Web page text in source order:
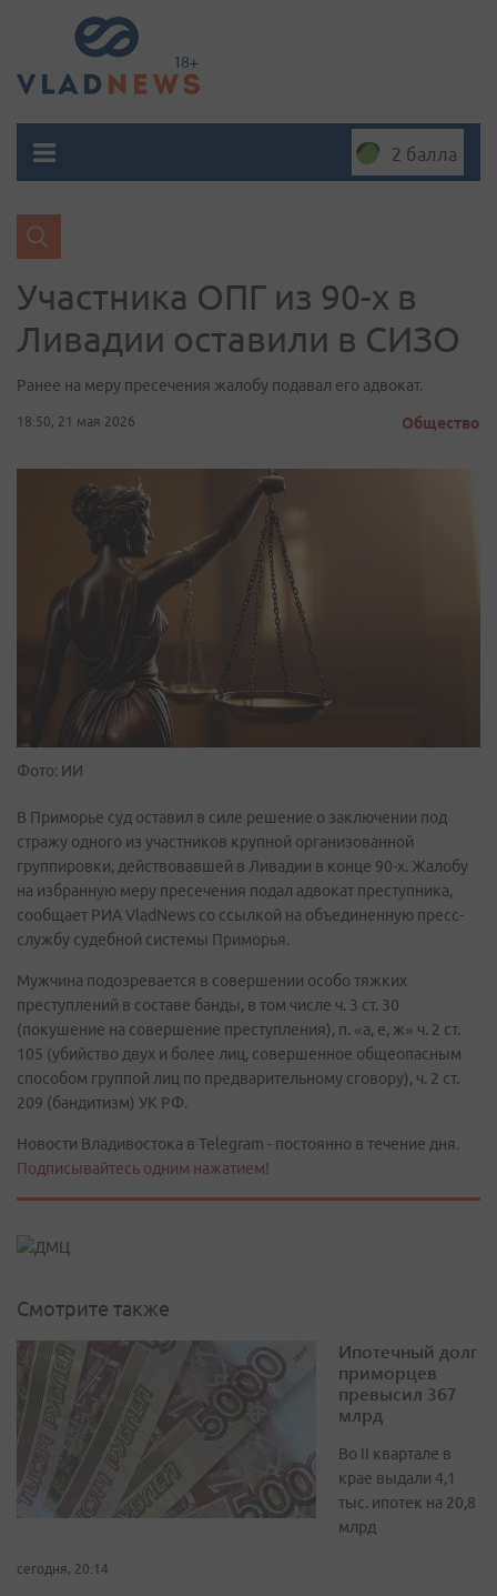
2 балла
Участника ОПГ из 90-х в
Ливадии оставили в СИЗО
Ранее на меру пресечения жалобу подавал его адвокат.
18:50, 21 мая 2026 Общество
Фото: ИИ
В Приморье суд оставил в силе решение о заключении под
стражу одного из участников крупной организованной
группировки, действовавшей в Ливадии в конце 90-х. Жалобу
на избранную меру пресечения подал адвокат преступника,
сообщает РИА VladNews со ссылкой на объединенную пресс-
службу судебной системы Приморья.
Мужчина подозревается в совершении особо тяжких
преступлений в составе банды, в том числе ч. 3 ст. 30
(покушение на совершение преступления), п. «а, е, ж» ч. 2 ст.
105 (убийство двух и более лиц, совершенное общеопасным
способом группой лиц по предварительному сговору), ч. 2 ст.
209 (бандитизм) УК РФ.
Новости Владивостока в Telegram - постоянно в течение дня.
Подписывайтесь одним нажатием!
Смотрите также
Ипотечный долг
приморцев
превысил 367
млрд
Во II квартале в
крае выдали 4,1
тыс. ипотек на 20,8
млрд
сегодня, 20:14